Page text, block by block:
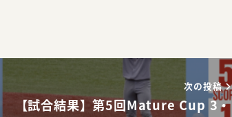
次の投稿
【試合結果】第5回Mature Cup 3・